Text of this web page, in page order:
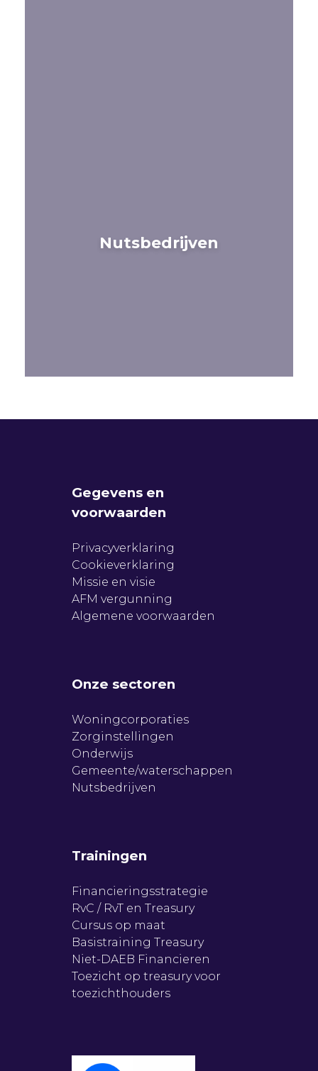
Nutsbedrijven
Gegevens en
voorwaarden
Privacyverklaring
Cookieverklaring
Missie en visie
AFM vergunning
Algemene voorwaarden
Onze sectoren
Woningcorporaties
Zorginstellingen
Onderwijs
Gemeente/waterschappen
Nutsbedrijven
Trainingen
Financieringsstrategie
RvC / RvT en Treasury
Cursus op maat
Basistraining Treasury
Niet-DAEB Financieren
Toezicht op treasury voor
toezichthouders